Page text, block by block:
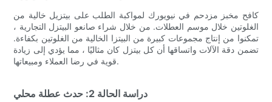
كافح مخبز مزدحم في نيويورك لمواكبة الطلب على بيتزيل خالية من
الغلوتين خلال موسم العطلات. من خلال شراء صانعو البيتزل التجارية ،
تمكنوا من إنتاج مجموعات كبيرة من البيتزا الخالية من الغلوتين بكفاءة.
تضمن دقة الآلات واتساقها أن كل بيتزل كان مثاليًا ، مما يؤدي إلى زيادة
قوية في رضا العملاء ومبيعاتها.
دراسة الحالة 2: حدث عطلة محلي